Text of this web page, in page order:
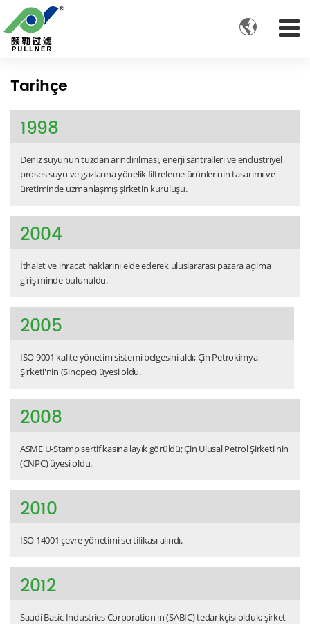

Tarihçe
1998
Deniz suyunun tuzdan arındırılması, enerji santralleri ve endüstriyel
proses suyu ve gazlarına yönelik filtreleme ürünlerinin tasarımı ve
üretiminde uzmanlaşmış şirketin kuruluşu.
2004
İthalat ve ihracat haklarını elde ederek uluslararası pazara açılma
girişiminde bulunuldu.
2005
ISO 9001 kalite yönetim sistemi belgesini aldı; Çin Petrokimya
Şirketi'nin (Sinopec) üyesi oldu.
2008
ASME U-Stamp sertifikasına layık görüldü; Çin Ulusal Petrol Şirketi'nin
(CNPC) üyesi oldu.
2010
ISO 14001 çevre yönetimi sertifikası alındı.
2012
Saudi Basic Industries Corporation'ın (SABIC) tedarikçisi olduk; şirket